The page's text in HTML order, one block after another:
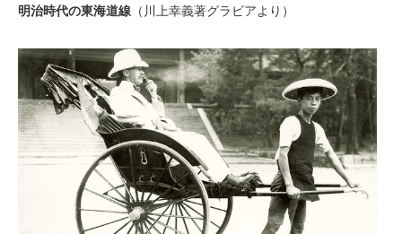
明治時代の東海道線 （川上幸義著グラビアより）